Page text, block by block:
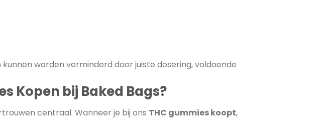
worden verminderd door juiste dosering, voldoende
Kopen bij Baked Bags?
centraal. Wanneer je bij ons THC gummies koopt,